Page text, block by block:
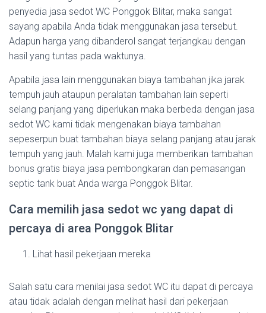
penyedia jasa sedot WC Ponggok Blitar, maka sangat
sayang apabila Anda tidak menggunakan jasa tersebut.
Adapun harga yang dibanderol sangat terjangkau dengan
hasil yang tuntas pada waktunya.
Apabila jasa lain menggunakan biaya tambahan jika jarak
tempuh jauh ataupun peralatan tambahan lain seperti
selang panjang yang diperlukan maka berbeda dengan jasa
sedot WC kami tidak mengenakan biaya tambahan
sepeserpun buat tambahan biaya selang panjang atau jarak
tempuh yang jauh. Malah kami juga memberikan tambahan
bonus gratis biaya jasa pembongkaran dan pemasangan
septic tank buat Anda warga Ponggok Blitar.
Cara memilih jasa sedot wc yang dapat di
percaya di area Ponggok Blitar
Lihat hasil pekerjaan mereka
Salah satu cara menilai jasa sedot WC itu dapat di percaya
atau tidak adalah dengan melihat hasil dari pekerjaan